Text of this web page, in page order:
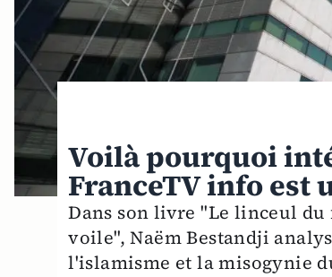
Voilà pourquoi
FranceTV info est
Dans son livre "Le linceul du
voile", Naëm Bestandji
l'islamisme et la misogynie